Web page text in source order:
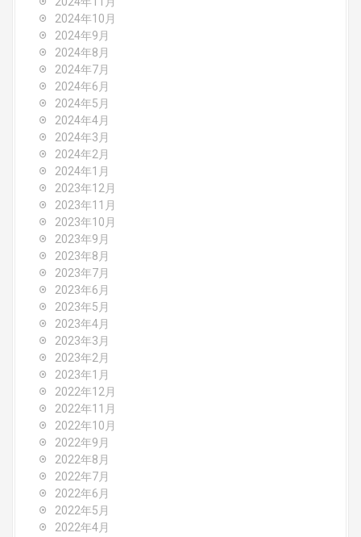
2024年10月
2024年9月
2024年8月
2024年7月
2024年6月
2024年5月
2024年4月
2024年3月
2024年2月
2024年1月
2023年12月
2023年11月
2023年10月
2023年9月
2023年8月
2023年7月
2023年6月
2023年5月
2023年4月
2023年3月
2023年2月
2023年1月
2022年12月
2022年11月
2022年10月
2022年9月
2022年8月
2022年7月
2022年6月
2022年5月
2022年4月